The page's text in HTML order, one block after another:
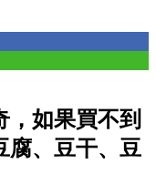
如果買不到
腐、豆干、豆